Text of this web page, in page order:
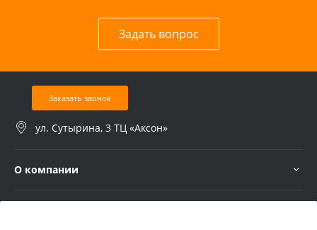
Задать вопрос
Заказать звонок
ул. Сутырина, 3 ТЦ «Аксон»
О компании